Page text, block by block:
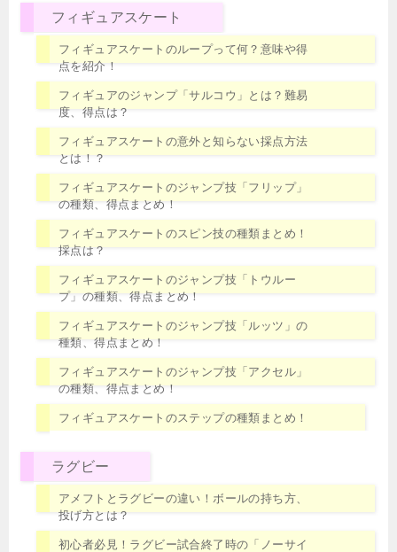
フィギュアスケート
フィギュアスケートのループって何？意味や得
点を紹介！
フィギュアのジャンプ「サルコウ」とは？難易
度、得点は？
フィギュアスケートの意外と知らない採点方法
とは！？
フィギュアスケートのジャンプ技「フリップ」
の種類、得点まとめ！
フィギュアスケートのスピン技の種類まとめ！
採点は？
フィギュアスケートのジャンプ技「トウルー
プ」の種類、得点まとめ！
フィギュアスケートのジャンプ技「ルッツ」の
種類、得点まとめ！
フィギュアスケートのジャンプ技「アクセル」
の種類、得点まとめ！
フィギュアスケートのステップの種類まとめ！
ラグビー
アメフトとラグビーの違い！ボールの持ち方、
投げ方とは？
初心者必見！ラグビー試合終了時の「ノーサイ